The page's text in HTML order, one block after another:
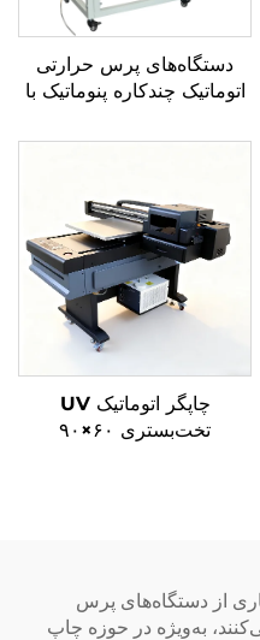
دستگاه‌های پرس حرارتی
اتوماتیک چندکاره پنوماتیک با
خودکار برای تی‌شرت‌ها،
۳۸×۳۸ و ۴۰×۶۰ سانتی‌متر،
چاپگر تخت‌صفحه برای
پوشاک
چاپگر اتوماتیک UV
تخت‌بستری ۶۰×۹۰
خودکار اسناد
از دستگاه‌های پرس
به‌ویژه در حوزه چاپ